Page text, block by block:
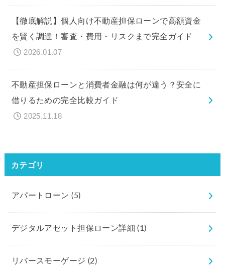
【徹底解説】個人向け不動産担保ローンで高額資金
を賢く調達！審査・費用・リスクまで完全ガイド
2026.01.07
不動産担保ローンと消費者金融は何が違う？安全に
借りるための完全比較ガイド
2025.11.18
カテゴリ
アパートローン(5)
デジタルアセット担保ローン詳細(1)
リバースモーゲージ (2)